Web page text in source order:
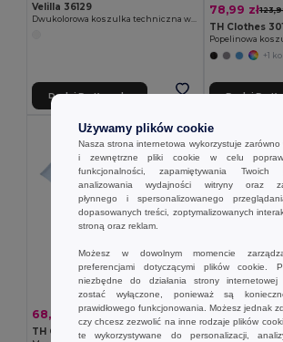
Velilla 36129
Dwukolorowa koszulka techniczna w kształcie ptasiego oka (160 g/m²) z poliestru (100%)
Dodaj Do Koszyka
78,99 zł
TH Clothes
+1
Dodaj Do
68,30 zł -32%
TH Clothes 30157
Używamy plików cookie
Nasza strona internetowa wykorzystuje zarówno
i zewnętrzne pliki cookie w celu
funkcjonalności, zapamiętywania Twoich
analizowania wydajności witryny oraz
płynnego i spersonalizowanego
dopasowanych treści, zoptymalizowanych
stroną oraz reklam.
Możesz w dowolnym momencie
preferencjami dotyczącymi plików cookie.
niezbędne do działania strony
zostać wyłączone, ponieważ są
prawidłowego funkcjonowania. Możesz jednak
czy chcesz zezwolić na inne rodzaje plików
te wykorzystywane do personalizacji,